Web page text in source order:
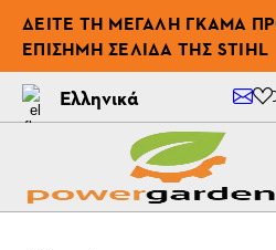
ΔΕΊΤΕ ΤΗ ΜΕΓΆΛΗ ΓΚΆΜΑ
ΕΠΊΣΗΜΗ ΣΕΛΊΔΑ ΤΗΣ STIHL
Ελληνικά